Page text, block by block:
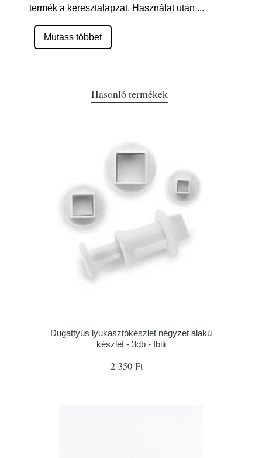
termék a keresztalapzat. Használat után ...
Mutass többet
Hasonló termékek
Dugattyús lyukasztókészlet négyzet alakú
készlet - 3db - Ibili
2 350 Ft